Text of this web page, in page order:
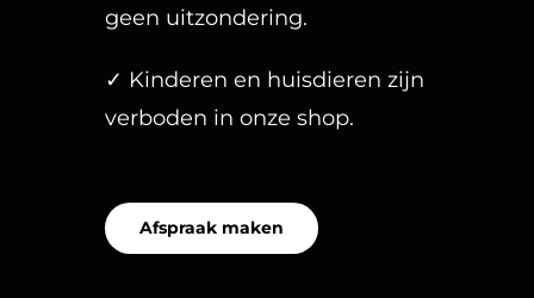
geen uitzondering.
✓ Kinderen en huisdieren zijn
verboden in onze shop.
Afspraak maken